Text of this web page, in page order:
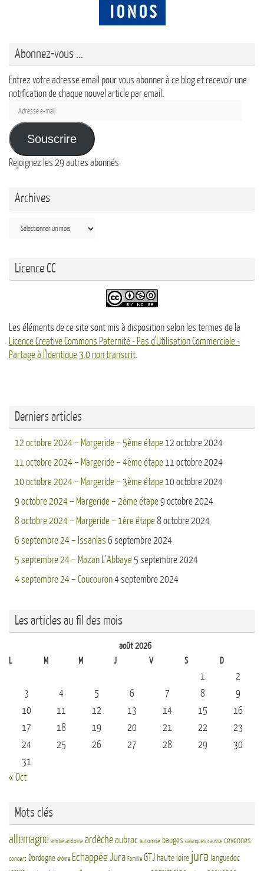
Abonnez-vous ...
Entrez votre adresse email pour vous abonner à ce blog et recevoir une
notification de chaque nouvel article par email.
Adresse
mail
Souscrire
Rejoignez les 29 autres abonnés
Archives
Archives
Licence CC
Les éléments de ce site sont mis à disposition selon les termes de la
Licence Creative Commons Paternité - Pas d'Utilisation Commerciale -
Partage à l'Identique 3.0 non transcrit
Derniers articles
12 octobre 2024 – Margeride – 5ème étape 12 octobre 2024
11 octobre 2024 – Margeride – 4ème étape 11 octobre 2024
10 octobre 2024 – Margeride – 3ème étape 10 octobre 2024
9 octobre 2024 – Margeride – 2ème étape9 octobre 2024
8 octobre 2024 – Margeride – 1ère étape8 octobre 2024
6 septembre 24 – Issanlas 6 septembre 2024
5 septembre 24 – Mazan L’Abbaye 5 septembre 2024
4 septembre 24 – Coucouron4 septembre 2024
Les articles au fil des mois
août 2026
L
M M J V S D
1
2
3
4 5 6 7 8
9
10
11 12 13 14 15
16
17
18 19 20 21 22
23
24
25 26 27 28 29
30
31
« Oct
Mots clés
allemagne amitié andorre ardècheaubrac automne bauges calanques causse cevennes
concert Dordogne drôme Echappée Jura Famille GTJ haute loire jura languedoc